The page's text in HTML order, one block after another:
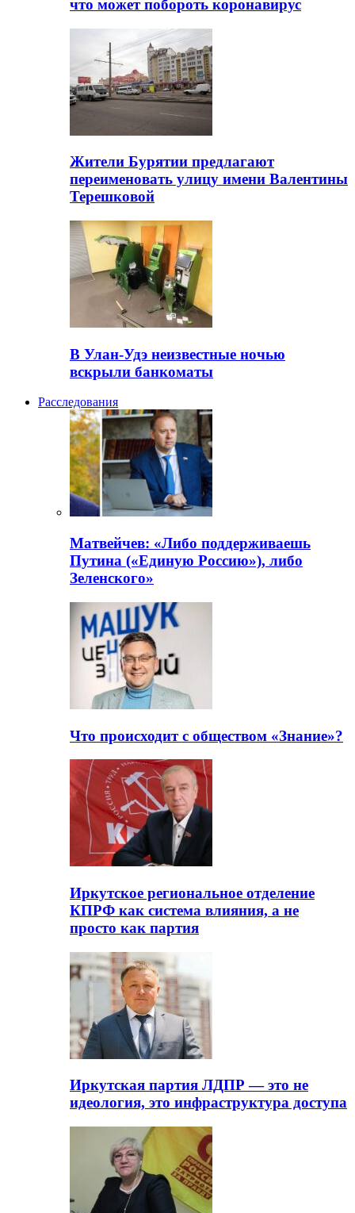
что может побороть коронавирус
Жители Бурятии предлагают
переименовать улицу имени Валентины
Терешковой
В Улан-Удэ неизвестные ночью
вскрыли банкоматы
Расследования
Матвейчев: «Либо поддерживаешь
Путина («Единую Россию»), либо
Зеленского»
Что происходит с обществом «Знание»?
Иркутское региональное отделение
КПРФ как система влияния, а не
просто как партия
Иркутская партия ЛДПР — это не
идеология, это инфраструктура доступа